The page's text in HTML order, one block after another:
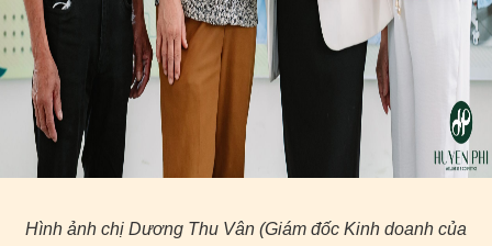
Hình ảnh chị Dương Thu Vân (Giám đốc Kinh doanh của